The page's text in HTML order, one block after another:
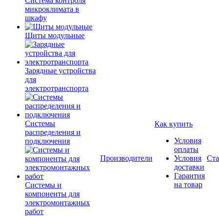
микроклимата в
шкафу
Щиты модульные
Зарядные устройства
для
электротранспорта
Системы
распределения и
подключения
Системы и
компоненты для
электромонтажных
работ
Производители
Как купить
Условия
оплаты
Условия
доставки
Гарантия
на товар